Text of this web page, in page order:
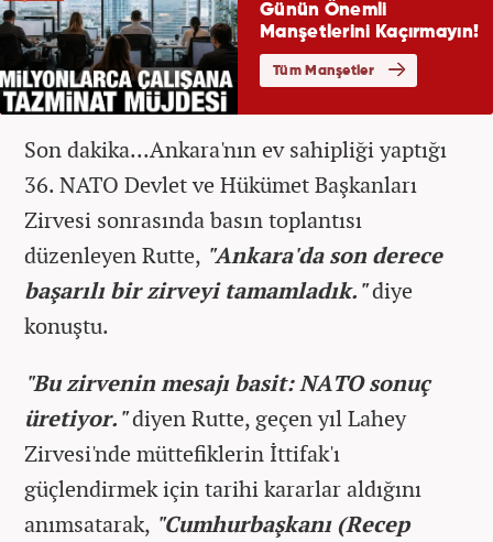
Son dakika...Ankara'nın ev sahipliği yaptığı
36.⁠ ⁠NATO Devlet ve Hükümet Başkanları
Zirvesi sonrasında basın toplantısı
düzenleyen Rutte, "Ankara'da son derece
başarılı bir zirveyi tamamladık."diye
konuştu.
"Bu zirvenin mesajı basit: NATO sonuç
üretiyor."diyen Rutte, geçen yıl Lahey
Zirvesi'nde müttefiklerin İttifak'ı
güçlendirmek için tarihi kararlar aldığını
anımsatarak, "Cumhurbaşkanı (Recep